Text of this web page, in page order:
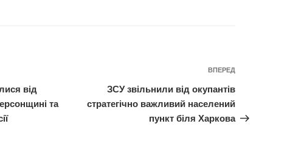
від
та
Наступний
запис
ВПЕРЕД
ЗСУ звільнили від окупантів
стратегічно важливий населений
пункт біля Харкова